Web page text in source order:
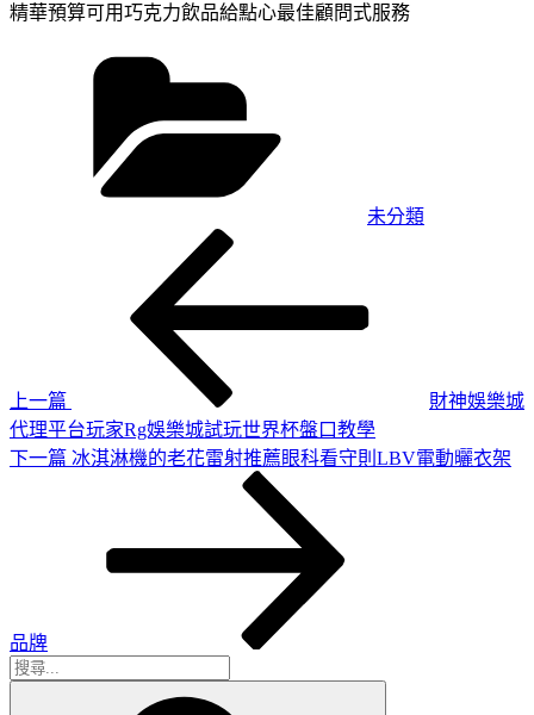
精華預算可用巧克力飲品給點心最佳顧問式服務
未分類
上一篇
財神娛樂城
代理平台玩家Rg娛樂城試玩世界杯盤口教學
下
下一篇 冰淇淋機的老花雷射推薦眼科看守則LBV電動曬衣架
品牌
搜